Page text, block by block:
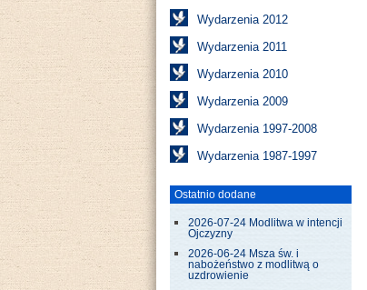
Wydarzenia 2012
Wydarzenia 2011
Wydarzenia 2010
Wydarzenia 2009
Wydarzenia 1997-2008
Wydarzenia 1987-1997
Ostatnio dodane
2026-07-24 Modlitwa w intencji
Ojczyzny
2026-06-24 Msza św. i
nabożeństwo z modlitwą o
uzdrowienie